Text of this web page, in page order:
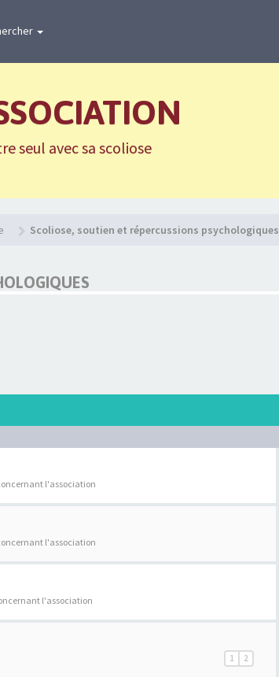
seul avec sa scoliose
Scoliose, soutien et répercussions psychologiques
l'association
l'association
l'association
1 2